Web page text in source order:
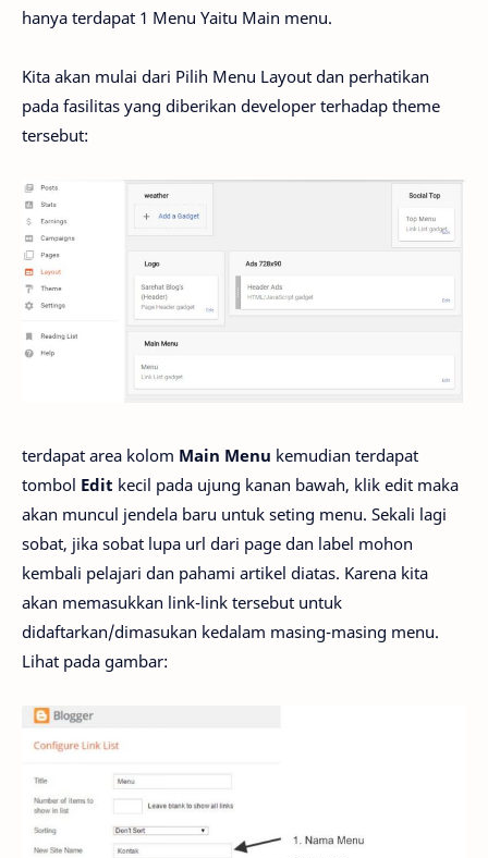
hanya terdapat 1 Menu Yaitu Main menu.
Kita akan mulai dari Pilih Menu Layout dan perhatikan
pada fasilitas yang diberikan developer terhadap theme
tersebut:
terdapat area kolom Main Menu kemudian terdapat
tombol Edit kecil pada ujung kanan bawah, klik edit maka
akan muncul jendela baru untuk seting menu. Sekali lagi
sobat, jika sobat lupa url dari page dan label mohon
kembali pelajari dan pahami artikel diatas. Karena kita
akan memasukkan link-link tersebut untuk
didaftarkan/dimasukan kedalam masing-masing menu.
Lihat pada gambar: